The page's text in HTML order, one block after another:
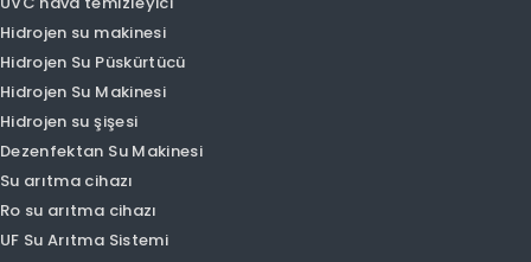
Araba hava temizleyici
Masaüstü hava temizleyici
Nemlendirici hava temizleyici
Negatif iyon hava temizleyici
Tvoc hava temizleyici
HEPA hava temizleyici